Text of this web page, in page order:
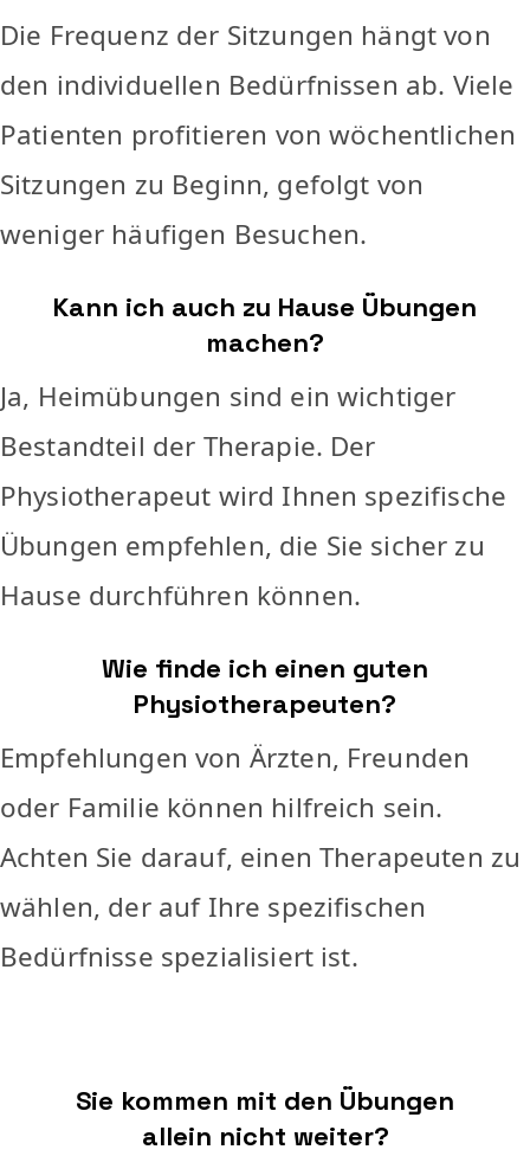
Die Frequenz der Sitzungen hängt von
den individuellen Bedürfnissen ab. Viele
Patienten profitieren von wöchentlichen
Sitzungen zu Beginn, gefolgt von
weniger häufigen Besuchen.
Kann ich auch zu Hause Übungen
machen?
Ja, Heimübungen sind ein wichtiger
Bestandteil der Therapie. Der
Physiotherapeut wird Ihnen spezifische
Übungen empfehlen, die Sie sicher zu
Hause durchführen können.
Wie finde ich einen guten
Physiotherapeuten?
Empfehlungen von Ärzten, Freunden
oder Familie können hilfreich sein.
Achten Sie darauf, einen Therapeuten zu
wählen, der auf Ihre spezifischen
Bedürfnisse spezialisiert ist.
Sie kommen mit den Übungen
allein nicht weiter?